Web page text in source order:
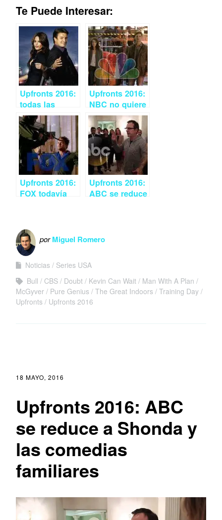
Te Puede Interesar:
Upfronts 2016:
todas las
cancelaciones
de las
networks
Upfronts 2016:
NBC no quiere
correr riesgos
Upfronts 2016:
FOX todavía
Upfronts 2016:
ABC se reduce
porMiguel Romero
Noticias
Series USA
Bull
CBS Doubt Kevin Can Wait
Man With A Plan
McGyver
Pure Genius The Great Indoors Training Day
Upfronts
Upfronts 2016
18 MAYO, 2016
Upfronts 2016: ABC
se reduce a Shonda y
las comedias
familiares